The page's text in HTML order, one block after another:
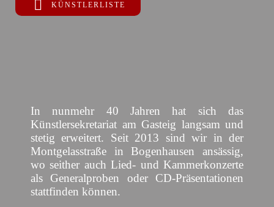
KÜNSTLERLISTE
In nunmehr 40 Jahren hat sich das
Künstlersekretariat am Gasteig langsam und
stetig erweitert. Seit 2013 sind wir in der
Montgelasstraße in Bogenhausen ansässig,
wo seither auch Lied- und Kammerkonzerte
als Generalproben oder CD-Präsentationen
stattfinden können.